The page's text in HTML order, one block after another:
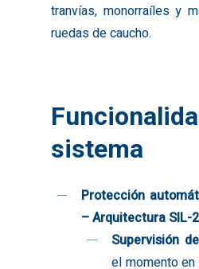
tranvías, monorraíles y
ruedas de caucho.
sistema
Protección
– Arquitectura SIL-
Supervisión
el momento